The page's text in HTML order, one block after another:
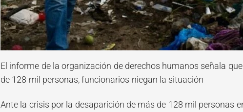
El informe de la organización de derechos humanos señala
de 128 mil personas, funcionarios niegan la situación
Ante la crisis por la desaparición de más de 128 mil personas